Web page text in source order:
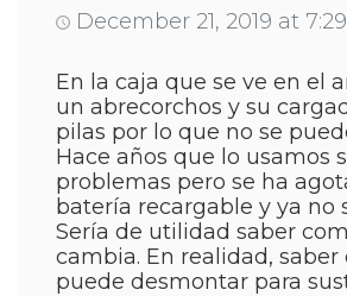
December 21, 2019 at
En la caja que se ve en el
un abrecorchos y su
pilas por lo que no se
Hace años que lo usamos
problemas pero se ha
batería recargable y ya no
Sería de utilidad saber
cambia. En realidad, saber
puede desmontar para